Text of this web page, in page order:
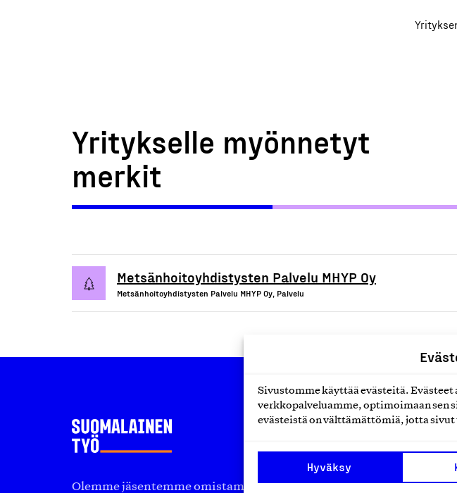
Sivustomme käyttää evästeitä.
verkkopalveluamme, optimoimaan sen
evästeistä on välttämättömiä, jotta
Hyväksy
Yritykselle myönnetyt
merkit
Metsänhoitoyhdistysten Palvelu MHYP Oy
Metsänhoitoyhdistysten Palvelu MHYP Oy, Palvelu
Olemme jäsentemme omistama puolueeton,